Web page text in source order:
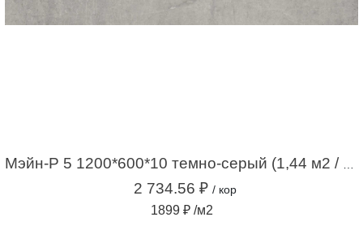
Мэйн-Р 5 1200*600*10 темно-серый (1,44 м2 / 2шт)
2 734.56 ₽ / кор
1899 ₽ /м2